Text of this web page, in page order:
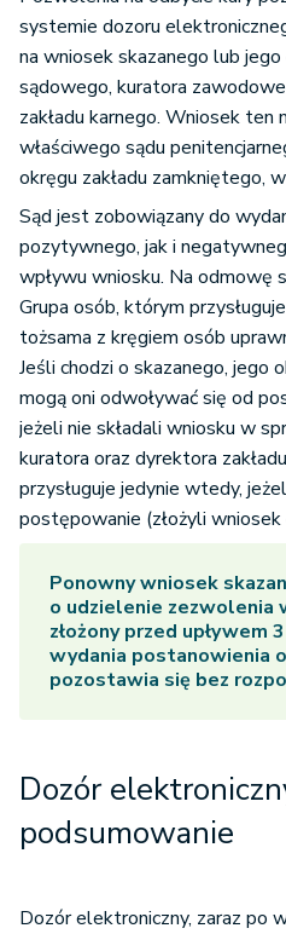
systemie dozoru
na wniosek skazanego lub
sądowego, kuratora
zakładu karnego. Wniosek ten
właściwego sądu
okręgu zakładu zamkniętego,
Sąd jest zobowiązany do
pozytywnego, jak i
wpływu wniosku. Na odmowę
Grupa osób, którym
tożsama z kręgiem osób
Jeśli chodzi o skazanego, jego
mogą oni odwoływać się od
jeżeli nie składali wniosku w
kuratora oraz dyrektora
przysługuje jedynie wtedy,
postępowanie (złożyli
Ponowny wniosek
o udzielenie zezwolenia
złożony przed upływem
wydania postanowienia
pozostawia się bez
Dozór
podsumowanie
Dozór elektroniczny, zaraz po